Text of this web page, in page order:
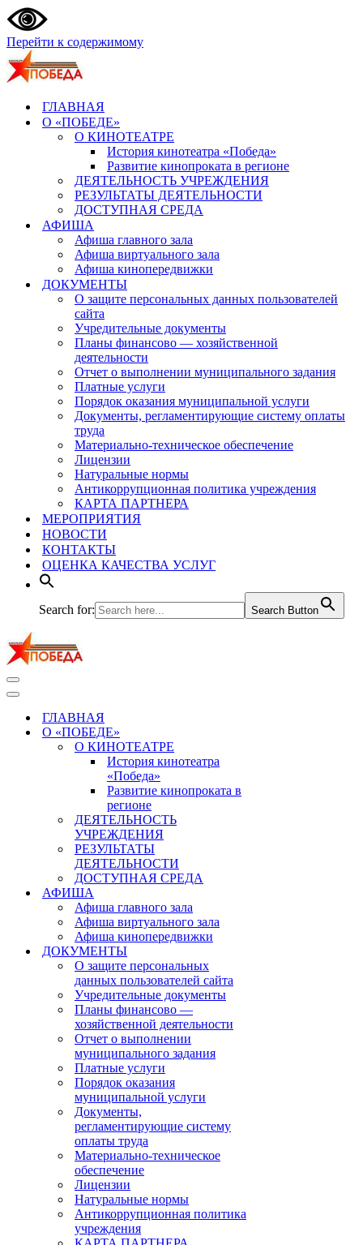
Перейти к содержимому
ГЛАВНАЯ
О «ПОБЕДЕ»
О КИНОТЕАТРЕ
История кинотеатра «Победа»
Развитие кинопроката в регионе
ДЕЯТЕЛЬНОСТЬ УЧРЕЖДЕНИЯ
РЕЗУЛЬТАТЫ ДЕЯТЕЛЬНОСТИ
ДОСТУПНАЯ СРЕДА
АФИША
Афиша главного зала
Афиша виртуального зала
Афиша кинопередвижки
ДОКУМЕНТЫ
О защите персональных данных пользователей
сайта
Учредительные документы
Планы финансово — хозяйственной
деятельности
Отчет о выполнении муниципального задания
Платные услуги
Порядок оказания муниципальной услуги
Документы, регламентирующие систему оплаты
труда
Материально-техническое обеспечение
Лицензии
Натуральные нормы
Антикоррупционная политика учреждения
КАРТА ПАРТНЕРА
МЕРОПРИЯТИЯ
НОВОСТИ
КОНТАКТЫ
ОЦЕНКА КАЧЕСТВА УСЛУГ
Search for: Search Button
Меню
навигации
Меню
навигацииГЛАВНАЯ
О «ПОБЕДЕ»
О КИНОТЕАТРЕ
История кинотеатра
«Победа»
Развитие кинопроката в
регионе
ДЕЯТЕЛЬНОСТЬ
УЧРЕЖДЕНИЯ
РЕЗУЛЬТАТЫ
ДЕЯТЕЛЬНОСТИ
ДОСТУПНАЯ СРЕДА
АФИША
Афиша главного зала
Афиша виртуального зала
Афиша кинопередвижки
ДОКУМЕНТЫ
О защите персональных
данных пользователей сайта
Учредительные документы
Планы финансово —
хозяйственной деятельности
Отчет о выполнении
муниципального задания
Платные услуги
Порядок оказания
муниципальной услуги
Документы,
регламентирующие систему
оплаты труда
Материально-техническое
обеспечение
Лицензии
Натуральные нормы
Антикоррупционная политика
учреждения